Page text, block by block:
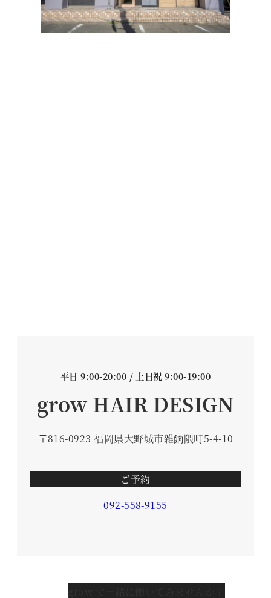
平日 9:00-20:00 / 土日祝 9:00-19:00
grow HAIR DESIGN
〒816-0923 福岡県大野城市雑餉隈町5-4-10
ご予約
092-558-9155